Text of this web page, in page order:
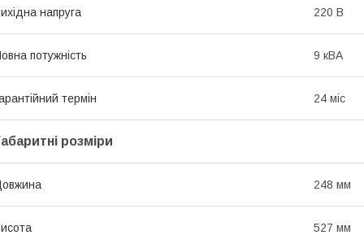
напруга 220 В
потужність 9 кВА
термін 24 міс
розміри
248 мм
527 мм